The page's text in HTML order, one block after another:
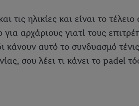
τις ηλικίες και είναι το
για αρχάριους γιατί τους
κάνουν αυτό το συνδυασμό
σου λέει τι κάνει το padel